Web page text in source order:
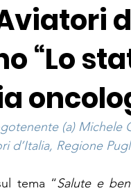
“Lo
(a) Michele
d’Italia, Regione
tema “Salute e